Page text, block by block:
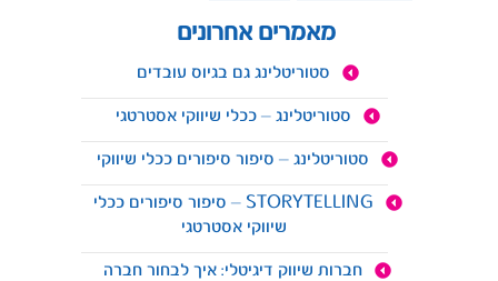
מאמרים אחרונים
סטוריטלינג גם בגיוס עובדים
סטוריטלינג – ככלי שיווקי אסטרטגי
סטוריטלינג – סיפור סיפורים ככלי שיווקי
STORYTELLING – סיפור סיפורים ככלי
שיווקי אסטרטגי
חברות שיווק דיגיטלי: איך לבחור חברה